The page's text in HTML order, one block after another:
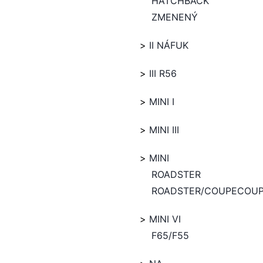
ZMENENÝ
II NÁFUK
III R56
MINI I
MINI III
MINI
ROADSTER
ROADSTER/
MINI VI
F65/F55